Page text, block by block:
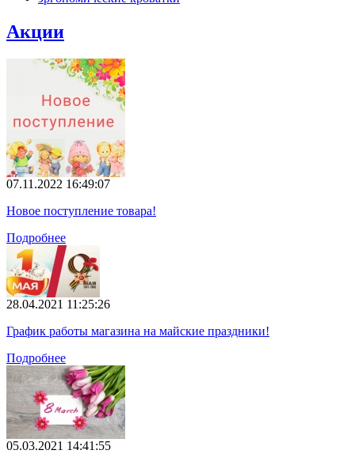
Акции
07.11.2022 16:49:07
Новое поступление товара!
Подробнее
28.04.2021 11:25:26
График работы магазина на майские праздники!
Подробнее
05.03.2021 14:41:55